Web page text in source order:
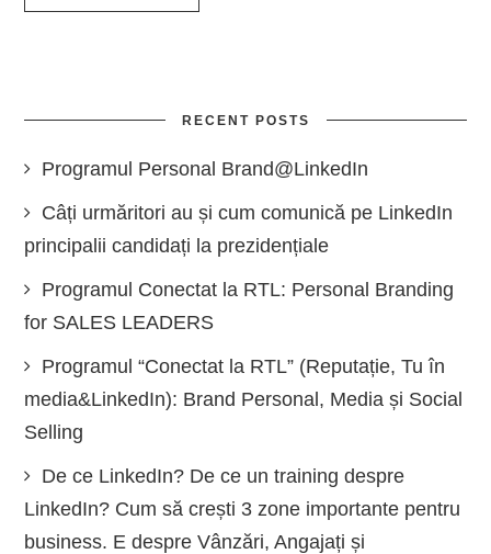
RECENT POSTS
Programul Personal Brand@LinkedIn
Câți urmăritori au și cum comunică pe LinkedIn
principalii candidați la prezidențiale
Programul Conectat la RTL: Personal Branding
for SALES LEADERS
Programul “Conectat la RTL” (Reputație, Tu în
media&LinkedIn): Brand Personal, Media și Social
Selling
De ce LinkedIn? De ce un training despre
LinkedIn? Cum să crești 3 zone importante pentru
business. E despre Vânzări, Angajați și